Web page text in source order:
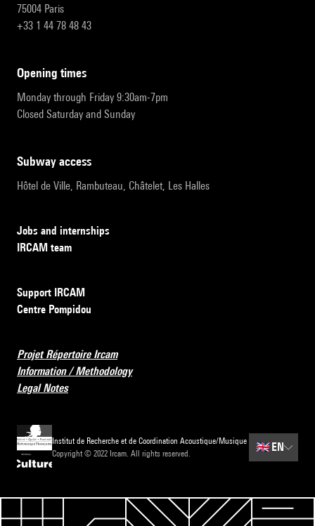
75004 Paris
+33 1 44 78 48 43
opening times
Monday through Friday 9:30am-7pm
Closed Saturday and Sunday
subway access
Hôtel de Ville, Rambuteau, Châtelet, Les Halles
Jobs and internships
IRCAM team
Support IRCAM
Centre Pompidou
Projet Répertoire Ircam
Information / Methodology
Legal Notes
Institut de Recherche et de Coordination Acoustique/Musique
Copyright © 2022 Ircam. All rights reserved.
🇬🇧 EN